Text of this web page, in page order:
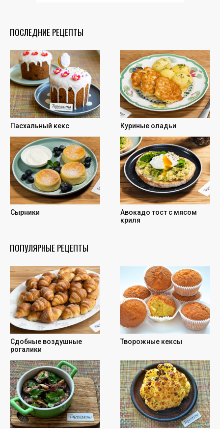
ПОСЛЕДНИЕ РЕЦЕПТЫ
Пасхальный кекс Куриные оладьи
Сырники
Авокадо тост с мясом
криля
ПОПУЛЯРНЫЕ РЕЦЕПТЫ
Cдобные воздушные
рогалики
Творожные кексы